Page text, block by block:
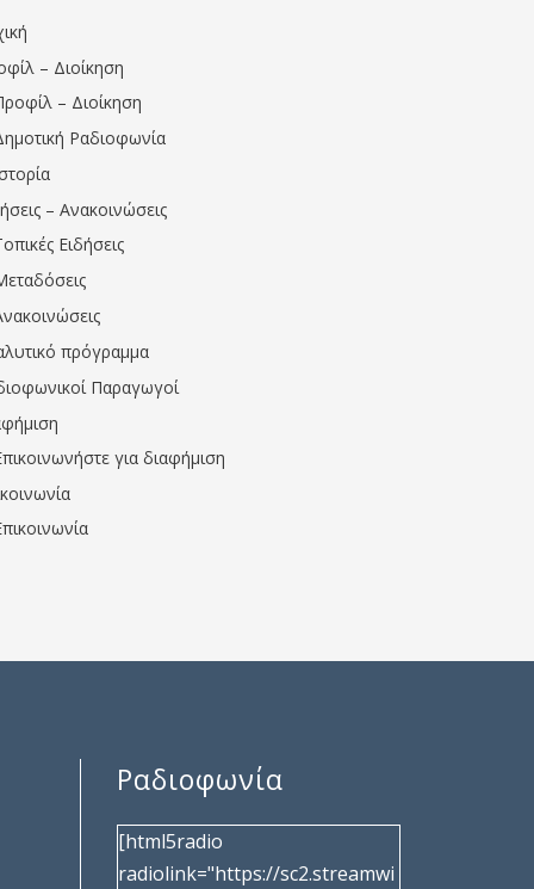
– Διοίκηση
– Διοίκηση
Ραδιοφωνία
– Ανακοινώσεις
Ειδήσεις
πρόγραμμα
Παραγωγοί
για διαφήμιση
Ραδιοφωνία
[html5radio
radiolink="https://sc2.streamwi